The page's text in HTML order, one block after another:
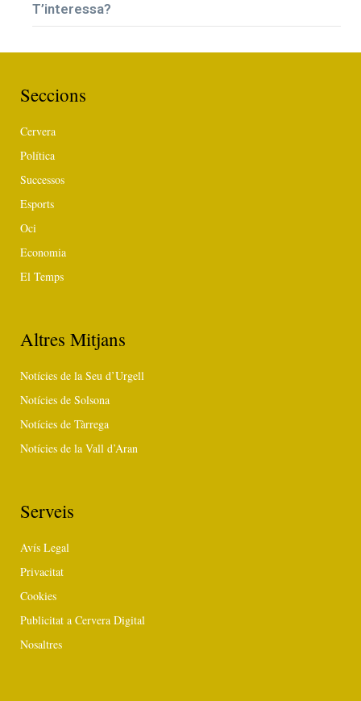
T’interessa?
Seccions
Cervera
Política
Successos
Esports
Oci
Economia
El Temps
Altres Mitjans
Notícies de la Seu d’Urgell
Notícies de Solsona
Notícies de Tàrrega
Notícies de la Vall d’Aran
Serveis
Avís Legal
Privacitat
Cookies
Publicitat a Cervera Digital
Nosaltres